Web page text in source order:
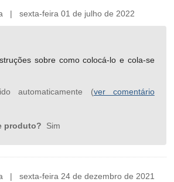
| sexta-feira 01 de julho de 2022
sobre como colocá-lo e cola-se
automaticamente (ver comentário
produto? Sim
| sexta-feira 24 de dezembro de 2021